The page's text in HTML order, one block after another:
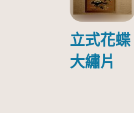
立式花蝶
大繡片